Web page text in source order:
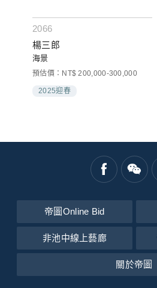
2066
楊三郎
海景
預估價：NT$ 200,000-300,000
2025迎春
帝圖Online Bid
非池中線上藝廊
關於帝圖